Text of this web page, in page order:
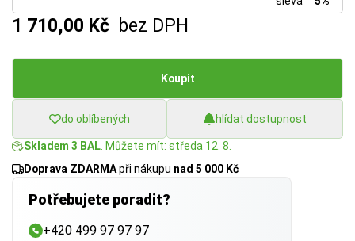
1 710,00 Kč bez DPH
Koupit
do oblíbených hlídat dostupnost
Skladem 3 BAL . Můžete mít: středa 12. 8.
Doprava ZDARMApři nákupu nad 5 000 Kč
Potřebujete poradit?
+420 499 97 97 97